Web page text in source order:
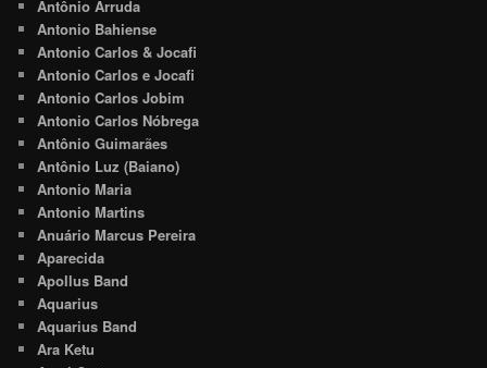
Antônio Arruda
Antonio Bahiense
Antonio Carlos & Jocafi
Antonio Carlos e Jocafi
Antonio Carlos Jobim
Antonio Carlos Nóbrega
Antônio Guimarães
Antônio Luz (Baiano)
Antonio Maria
Antonio Martins
Anuário Marcus Pereira
Aparecida
Apollus Band
Aquarius
Aquarius Band
Ara Ketu